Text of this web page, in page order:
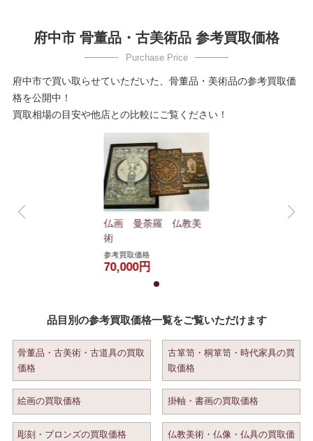
府中市 骨董品・古美術品 参考買取価格
府中市で買い取らせていただいた、骨董品・美術品の参考買取価
格を公開中！
買取相場の目安や他店との比較にご覧ください！
仏画 曼荼羅 仏教美
術
参考買取価格
70,000円
品目別の参考買取価格一覧をご覧いただけます
骨董品・古美術・古道具の買取
価格
古箪笥・桐箪笥・時代家具の買
取価格
絵画の買取価格 掛軸・書画の買取価格
彫刻・ブロンズの買取価格
仏教美術・仏像・仏具の買取価